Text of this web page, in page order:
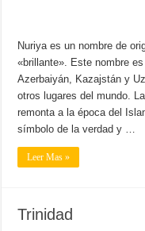
Nuriya es un nombre de
«brillante». Este nombre
Azerbaiyán, Kazajstán y
otros lugares del mundo.
remonta a la época del
símbolo de la verdad y …
Leer Mas »
Trinidad